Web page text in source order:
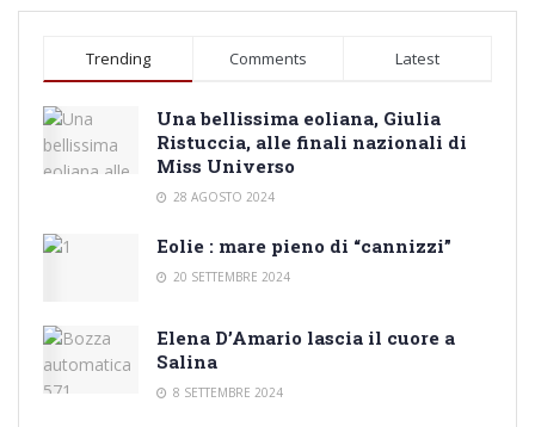
Trending Comments Latest
Una bellissima eoliana, Giulia
Ristuccia, alle finali nazionali di
Miss Universo
28 AGOSTO 2024
Eolie : mare pieno di “cannizzi”
20 SETTEMBRE 2024
Elena D’Amario lascia il cuore a
Salina
8 SETTEMBRE 2024